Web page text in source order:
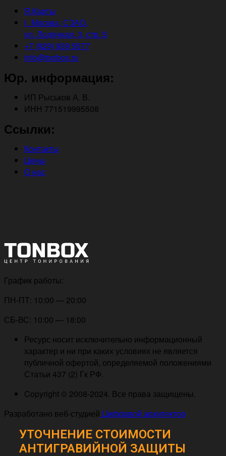
Я.Карты
г. Москва, СЗАО,
ул. Лодочная, 3, стр. 5
+7 (929) 939 5577
info@tonbox.ru
Юр. информация:
ИП Рыськов А. В.
ИНН 771519995508
Ссылки:
Контакты
Цены
О нас
График работы:
ПН-ПТ: 10:00 — 20:00
СБ-ВС: 10:00 — 18:00
Ресурс носит исключительно информационный
характер и ни при каких условиях не является
публичной офертой, определяемой положениями
Статьи 437 (2) Гк РФ.
Copyright © 2008-2024. Все права защищены.
Разработано веб-студией Цифровой архитектор
УТОЧНЕНИЕ СТОИМОСТИ
АНТИГРАВИЙНОЙ ЗАЩИТЫ